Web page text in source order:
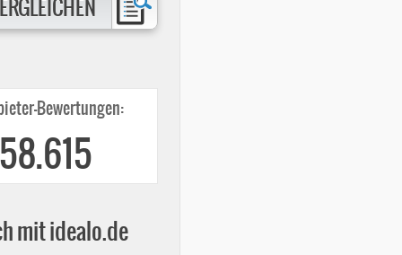
Bewertungen:
mit idealo.de